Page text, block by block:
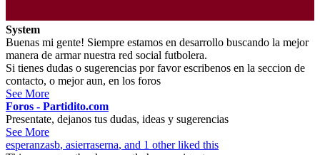
System
Buenas mi gente! Siempre estamos en desarrollo buscando la mejor
manera de armar nuestra red social futbolera.
Si tienes dudas o sugerencias por favor escribenos en la seccion de
contacto, o mejor aun, en los foros
See More
Foros - Partidito.com
Presentate, dejanos tus dudas, ideas y sugerencias
See More
esperanzasb, asierraserna, and 1 other liked this